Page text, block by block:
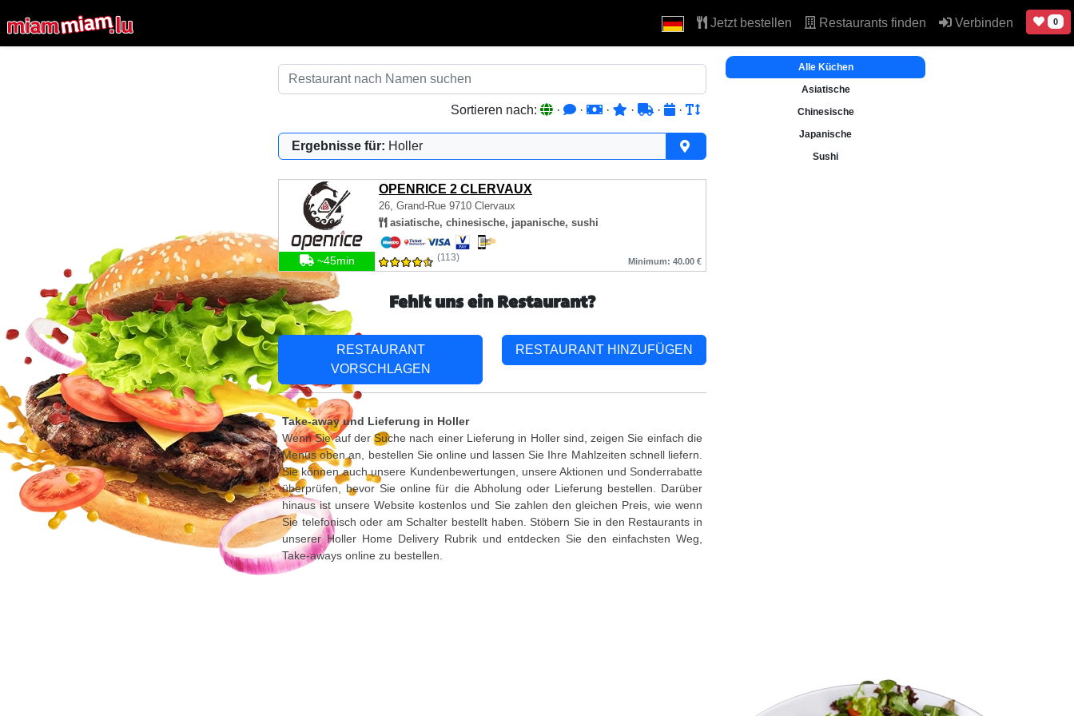
Jetzt bestellen Restaurants finden Verbinden 0
Sortieren nach: · · · · · ·
Ergebnisse für: Holler
OPENRICE 2 CLERVAUX
26, Grand-Rue 9710 Clervaux
asiatische, chinesische, japanische, sushi
~45min (113) Minimum: 40.00 €
Alle Küchen
Asiatische
Chinesische
Japanische
Sushi
Fehlt uns ein Restaurant?
RESTAURANT
VORSCHLAGEN
RESTAURANT HINZUFÜGEN
Take-away und Lieferung in Holler
Wenn Sie auf der Suche nach einer Lieferung in Holler sind, zeigen Sie einfach die
Menüs oben an, bestellen Sie online und lassen Sie Ihre Mahlzeiten schnell liefern.
Sie können auch unsere Kundenbewertungen, unsere Aktionen und Sonderrabatte
überprüfen, bevor Sie online für die Abholung oder Lieferung bestellen. Darüber
hinaus ist unsere Website kostenlos und Sie zahlen den gleichen Preis, wie wenn
Sie telefonisch oder am Schalter bestellt haben. Stöbern Sie in den Restaurants in
unserer Holler Home Delivery Rubrik und entdecken Sie den einfachsten Weg,
Take-aways online zu bestellen.